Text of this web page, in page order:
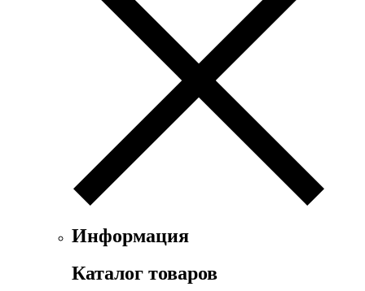
Информация
Каталог товаров